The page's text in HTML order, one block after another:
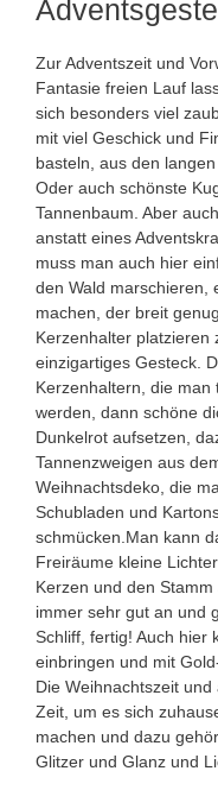
Zur Adventszeit und
Fantasie freien Lauf
sich besonders viel
mit viel Geschick und
basteln, aus den
Oder auch schönste
Tannenbaum. Aber auch
anstatt eines
muss man auch hier
den Wald marschieren,
machen, der breit
Kerzenhalter platzieren
einzigartiges Gesteck.
Kerzenhaltern, die
werden, dann schöne
Dunkelrot aufsetzen,
Tannenzweigen aus
Weihnachtsdeko, die
Schubladen und
schmücken.Man kann
Freiräume kleine
Kerzen und den
immer sehr gut an und
Schliff, fertig! Auch hier
einbringen und mit
Die Weihnachtszeit
Zeit, um es sich
machen und dazu
Glitzer und Glanz und